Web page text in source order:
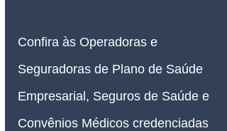
Confira às Operadoras e
Seguradoras de Plano de Saúde
Empresarial, Seguros de Saúde e
Convênios Médicos credenciadas